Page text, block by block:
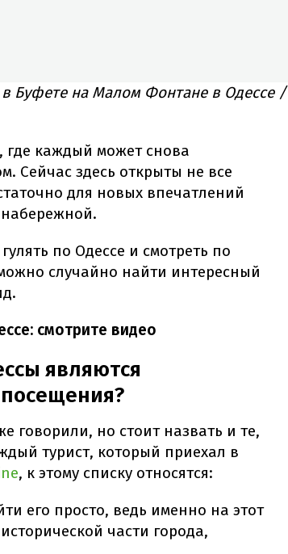
Буфете на Малом Фонтане в Одессе /
где каждый может снова
Сейчас здесь открыты не все
для новых впечатлений
набережной.
по Одессе и смотреть по
случайно найти интересный
смотрите видео
являются
говорили, но стоит назвать и те,
турист, который приехал в
, к этому списку относятся:
его просто, ведь именно на этот
части города,